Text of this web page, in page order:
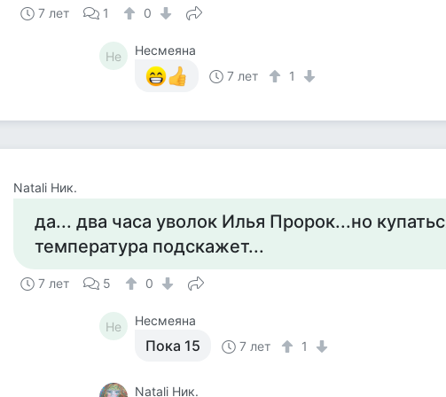
7 лет 1 0
Не
Несмеяна
7 лет
1
Natali Ник.
да... два часа уволок Илья Пророк...но
температура подскажет...
7 лет 5 0
Не Несмеяна
Пока 15 7 лет 1
Natali Ник.